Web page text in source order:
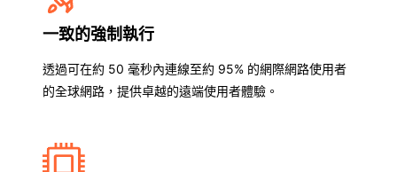
一致的強制執行
透過可在約 50 毫秒內連線至約 95% 的網際網路使用者
的全球網路，提供卓越的遠端使用者體驗。